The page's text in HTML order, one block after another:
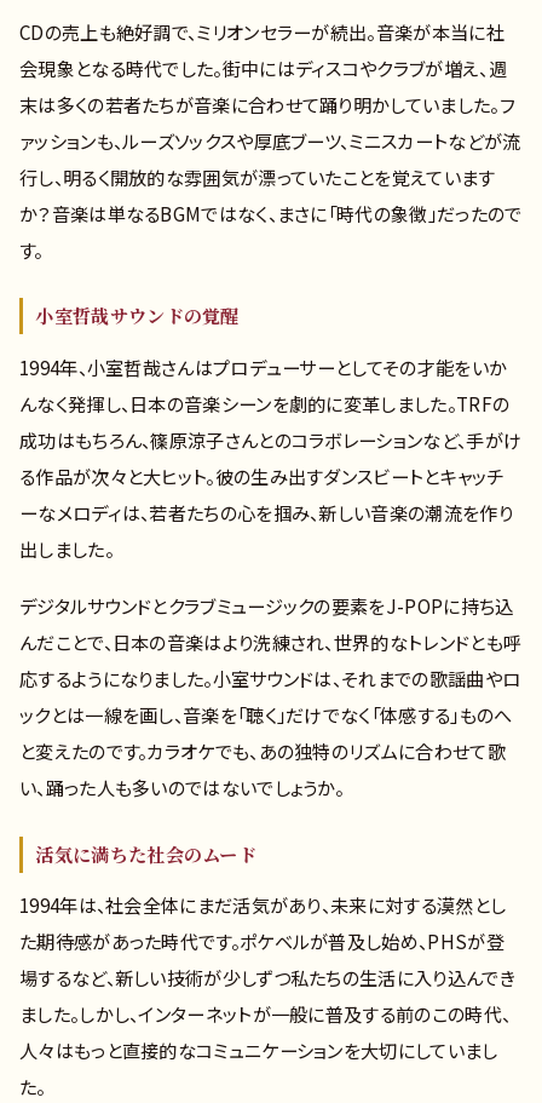
CDの売上も絶好調で、ミリオンセラーが続出。音楽が本当に社
会現象となる時代でした。街中にはディスコやクラブが増え、週
末は多くの若者たちが音楽に合わせて踊り明かしていました。フ
ァッションも、ルーズソックスや厚底ブーツ、ミニスカートなどが流
行し、明るく開放的な雰囲気が漂っていたことを覚えています
か？音楽は単なるBGMではなく、まさに「時代の象徴」だったので
す。
小室哲哉サウンドの覚醒
1994年、小室哲哉さんはプロデューサーとしてその才能をいか
んなく発揮し、日本の音楽シーンを劇的に変革しました。TRFの
成功はもちろん、篠原涼子さんとのコラボレーションなど、手がけ
る作品が次々と大ヒット。彼の生み出すダンスビートとキャッチ
ーなメロディは、若者たちの心を掴み、新しい音楽の潮流を作り
出しました。
デジタルサウンドとクラブミュージックの要素をJ-POPに持ち込
んだことで、日本の音楽はより洗練され、世界的なトレンドとも呼
応するようになりました。小室サウンドは、それまでの歌謡曲やロ
ックとは一線を画し、音楽を「聴く」だけでなく「体感する」ものへ
と変えたのです。カラオケでも、あの独特のリズムに合わせて歌
い、踊った人も多いのではないでしょうか。
活気に満ちた社会のムード
1994年は、社会全体にまだ活気があり、未来に対する漠然とし
た期待感があった時代です。ポケベルが普及し始め、PHSが登
場するなど、新しい技術が少しずつ私たちの生活に入り込んでき
ました。しかし、インターネットが一般に普及する前のこの時代、
人々はもっと直接的なコミュニケーションを大切にしていまし
た。